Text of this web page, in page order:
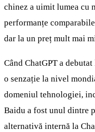
chinez a uimit lumea cu
performanțe
dar la un preț mult mai
Când ChatGPT a
o senzație la nivel
domeniul tehnologiei,
Baidu a fost unul dintre
alternativă internă la